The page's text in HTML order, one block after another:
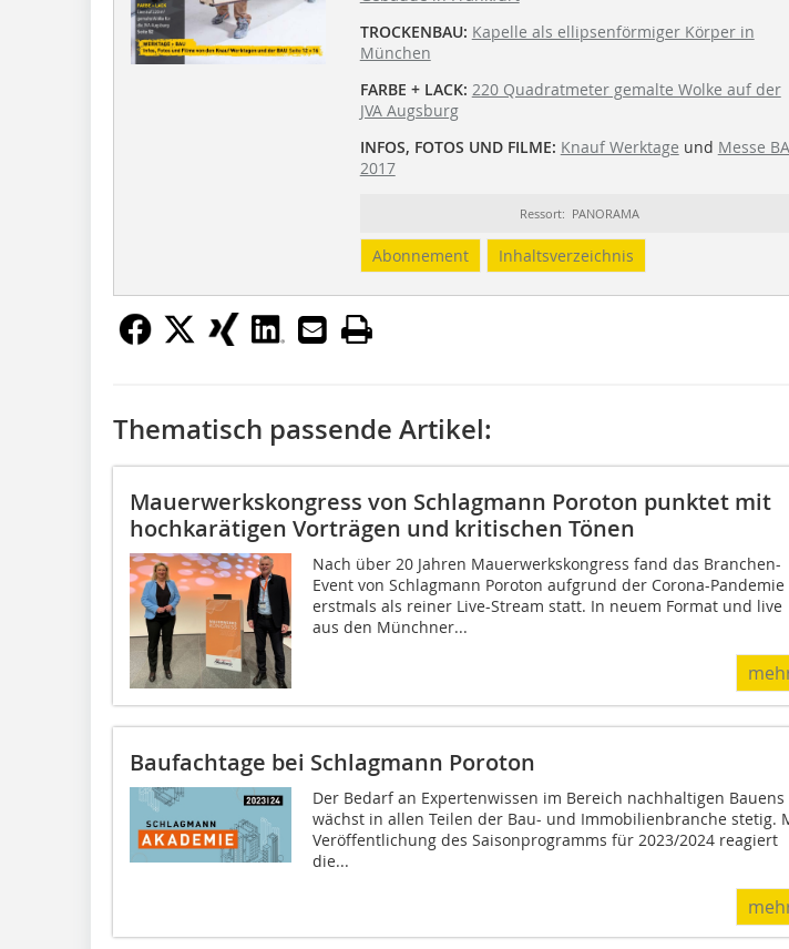
TROCKENBAU: Kapelle als ellipsenförmiger Körper in
München
FARBE + LACK: 220 Quadratmeter gemalte Wolke auf der
JVA Augsburg
INFOS, FOTOS UND FILME: Knauf Werktage und Messe
2017
Ressort: PANORAMA
Abonnement Inhaltsverzeichnis
Thematisch passende Artikel:
Mauerwerkskongress von Schlagmann Poroton punktet mit
hochkarätigen Vorträgen und kritischen Tönen
Nach über 20 Jahren Mauerwerkskongress fand das Branchen-
Event von Schlagmann Poroton aufgrund der Corona-Pandemie
erstmals als reiner Live-Stream statt. In neuem Format und live
aus den Münchner...
Baufachtage bei Schlagmann Poroton
Der Bedarf an Expertenwissen im Bereich nachhaltigen Bauens
wächst in allen Teilen der Bau- und Immobilienbranche stetig.
Veröffentlichung des Saisonprogramms für 2023/2024 reagiert
die...